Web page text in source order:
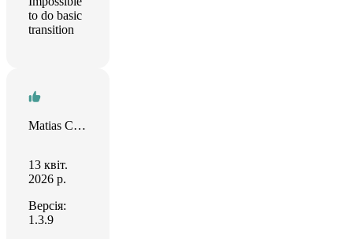
to do basic
transition
Matias Castro
13 квіт.
2026 р.
Версія:
1.3.9